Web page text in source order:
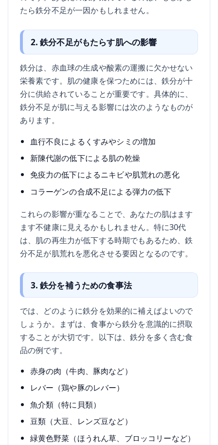
たら鉄分不足が一因かもしれません。
2. 鉄分不足がもたらす肌への影響
鉄分は、赤血球の生成や酸素の運搬に欠かせない
栄養素です。肌の健康を保つためには、鉄分が十
分に供給されていることが重要です。具体的に、
鉄分不足が肌に与える影響には次のようなものが
あります。
血行不良によるくすみやシミの増加
新陳代謝の低下による肌の乾燥
免疫力の低下によるニキビや肌荒れの悪化
コラーゲンの合成不足による弾力の低下
これらの影響が重なることで、あなたの肌はます
ます不健康に見えるかもしれません。特に30代
は、肌の再生力が低下する時期でもあるため、鉄
分不足が肌荒れを悪化させる要因となるのです。
3. 鉄分を補うための食事法
では、どのように鉄分を効果的に補えばよいので
しょうか。まずは、食事から鉄分を意識的に摂取
することが大切です。以下は、鉄分を多く含む食
品の例です。
赤身の肉（牛肉、豚肉など）
レバー（鶏や豚のレバー）
魚介類（特に貝類）
豆類（大豆、レンズ豆など）
緑黄色野菜（ほうれん草、ブロッコリーなど）